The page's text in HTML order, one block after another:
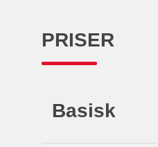
PRISER
Basisk